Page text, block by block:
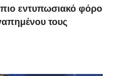
εντυπωσιακό φόρο
τους